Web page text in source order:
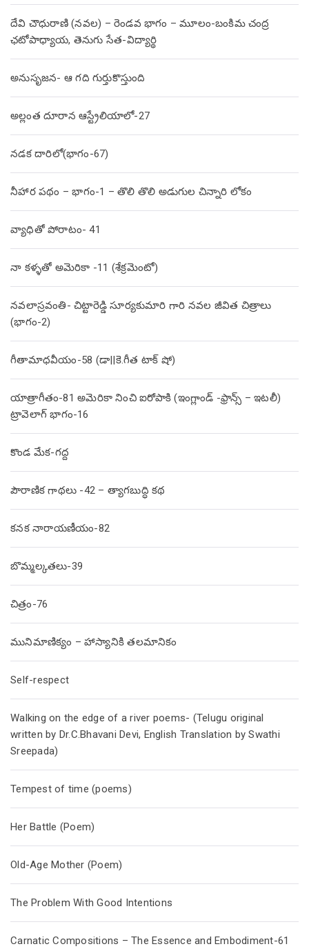
దేవి చౌధురాణి (నవల) – రెండవ భాగం – మూలం-బంకిమ చంద్ర
ఛటోపాధ్యాయ, తెనుగు సేత-విద్యార్థి
అనుసృజన- ఆ గది గుర్తుకొస్తుంది
అల్లంత దూరాన ఆస్ట్రేలియాలో-27
నడక దారిలో(భాగం-67)
నీహార పథం – భాగం-1 – తొలి తొలి అడుగుల చిన్నారి లోకం
వ్యాధితో పోరాటం- 41
నా కళ్ళతో అమెరికా -11 (శేక్రమెంటో)
నవలాస్రవంతి- చిట్టారెడ్డి సూర్యకుమారి గారి నవల జీవిత చిత్రాలు
(భాగం-2)
గీతామాధవీయం-58 (డా||కె.గీత టాక్ షో)
యాత్రాగీతం-81 అమెరికా నించి ఐరోపాకి (ఇంగ్లాండ్ -ఫ్రాన్స్ – ఇటలీ)
ట్రావెలాగ్ భాగం-16
కొండ మేక-గద్ద
పౌరాణిక గాథలు -42 – త్యాగబుద్ధి కథ
కనక నారాయణీయం-82
బొమ్మల్కతలు-39
చిత్రం-76
మునిమాణిక్యం – హాస్యానికి తలమానికం
Self-respect
Walking on the edge of a river poems- (Telugu original
written by Dr.C.Bhavani Devi, English Translation by Swathi
Sreepada)
Tempest of time (poems)
Her Battle (Poem)
Old-Age Mother (Poem)
The Problem With Good Intentions
Carnatic Compositions – The Essence and Embodiment-61